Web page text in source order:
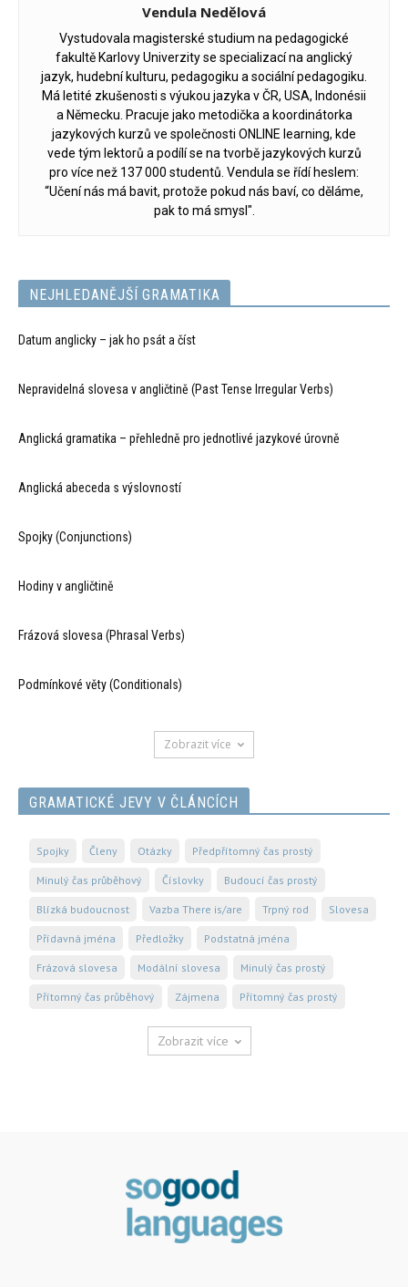
Vendula Nedělová
Vystudovala magisterské studium na pedagogické
fakultě Karlovy Univerzity se specializací na anglický
jazyk, hudební kulturu, pedagogiku a sociální pedagogiku.
Má letité zkušenosti s výukou jazyka v ČR, USA, Indonésii
a Německu. Pracuje jako metodička a koordinátorka
jazykových kurzů ve společnosti ONLINE learning, kde
vede tým lektorů a podílí se na tvorbě jazykových kurzů
pro více než 137 000 studentů. Vendula se řídí heslem:
“Učení nás má bavit, protože pokud nás baví, co děláme,
pak to má smysl".
NEJHLEDANĚJŠÍ GRAMATIKA
Datum anglicky – jak ho psát a číst
Nepravidelná slovesa v angličtině (Past Tense Irregular Verbs)
Anglická gramatika – přehledně pro jednotlivé jazykové úrovně
Anglická abeceda s výslovností
Spojky (Conjunctions)
Hodiny v angličtině
Frázová slovesa (Phrasal Verbs)
Podmínkové věty (Conditionals)
Zobrazit více
GRAMATICKÉ JEVY V ČLÁNCÍCH
Spojky Členy Otázky Předpřítomný čas prostý
Minulý čas průběhový Číslovky Budoucí čas prostý
Blízká budoucnost Vazba There is/are Trpný rod Slovesa
Přídavná jména Předložky Podstatná jména
Frázová slovesa Modální slovesa Minulý čas prostý
Přítomný čas průběhový Zájmena Přítomný čas prostý
Zobrazit více